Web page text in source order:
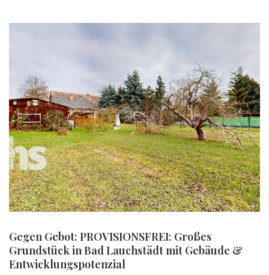
Gegen Gebot: PROVISIONSFREI: Großes
Grundstück in Bad Lauchstädt mit Gebäude &
Entwicklungspotenzial